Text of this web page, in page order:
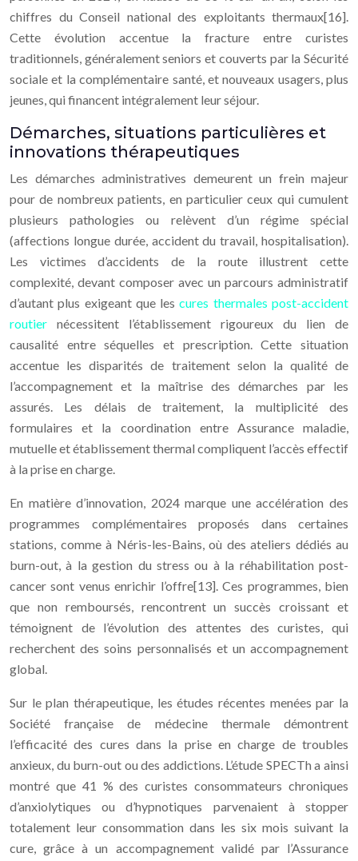
chiffres du Conseil national des exploitants thermaux[16].
Cette évolution accentue la fracture entre curistes
traditionnels, généralement seniors et couverts par la Sécurité
sociale et la complémentaire santé, et nouveaux usagers, plus
jeunes, qui financent intégralement leur séjour.
Démarches, situations particulières et
innovations thérapeutiques
Les démarches administratives demeurent un frein majeur
pour de nombreux patients, en particulier ceux qui cumulent
plusieurs pathologies ou relèvent d’un régime spécial
(affections longue durée, accident du travail, hospitalisation).
Les victimes d’accidents de la route illustrent cette
complexité, devant composer avec un parcours administratif
d’autant plus exigeant que lescures thermales post-accident
routier nécessitent l’établissement rigoureux du lien de
causalité entre séquelles et prescription. Cette situation
accentue les disparités de traitement selon la qualité de
l’accompagnement et la maîtrise des démarches par les
assurés. Les délais de traitement, la multiplicité des
formulaires et la coordination entre Assurance maladie,
mutuelle et établissement thermal compliquent l’accès effectif
à la prise en charge.
En matière d’innovation, 2024 marque une accélération des
programmes complémentaires proposés dans certaines
stations, comme à Néris-les-Bains, où des ateliers dédiés au
burn-out, à la gestion du stress ou à la réhabilitation post-
cancer sont venus enrichir l’offre[13]. Ces programmes, bien
que non remboursés, rencontrent un succès croissant et
témoignent de l’évolution des attentes des curistes, qui
recherchent des soins personnalisés et un accompagnement
global.
Sur le plan thérapeutique, les études récentes menées par la
Société française de médecine thermale démontrent
l’efficacité des cures dans la prise en charge de troubles
anxieux, du burn-out ou des addictions. L’étude SPECTh a ainsi
montré que 41 % des curistes consommateurs chroniques
d’anxiolytiques ou d’hypnotiques parvenaient à stopper
totalement leur consommation dans les six mois suivant la
cure, grâce à un accompagnement validé par l’Assurance